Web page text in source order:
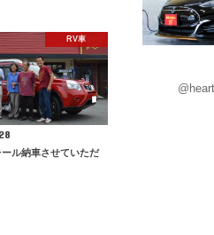
RV車
ル納車させていただ